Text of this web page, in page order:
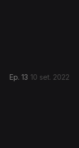
Ep. 13 10 set. 2022